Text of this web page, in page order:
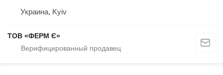
Украина, Kyiv
ТОВ «ФЕРМ Є»